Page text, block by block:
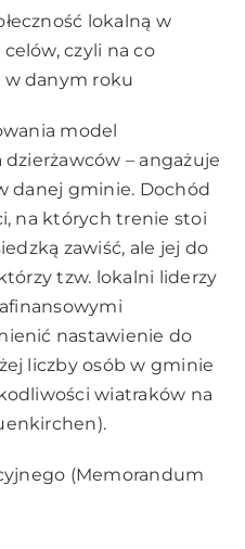
lokalną w
czyli na co
w danym roku
model
– angażuje
danej gminie. Dochód
na których trenie stoi
zawiść, ale jej do
tzw. lokalni liderzy
nastawienie do
liczby osób w gminie
wiatraków na
(Memorandum